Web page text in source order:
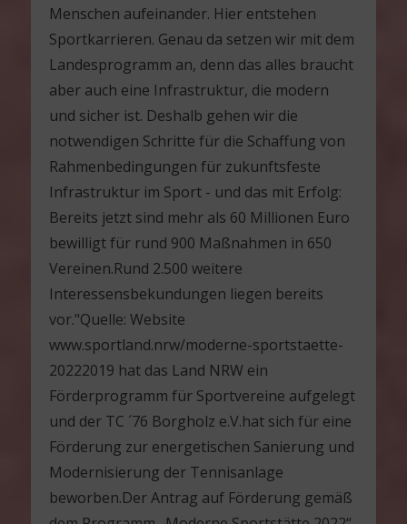
Menschen aufeinander. Hier entstehen
Sportkarrieren. Genau da setzen wir mit dem
Landesprogramm an, denn das alles braucht
aber auch eine Infrastruktur, die modern
und sicher ist. Deshalb gehen wir die
notwendigen Schritte für die Schaffung von
Rahmenbedingungen für zukunftsfeste
Infrastruktur im Sport - und das mit Erfolg:
Bereits jetzt sind mehr als 60 Millionen Euro
bewilligt für rund 900 Maßnahmen in 650
Vereinen.Rund 2.500 weitere
Interessensbekundungen liegen bereits
vor."Quelle: Website
www.sportland.nrw/moderne-sportstaette-
20222019 hat das Land NRW ein
Förderprogramm für Sportvereine aufgelegt
und der TC ´76 Borgholz e.V.hat sich für eine
Förderung zur energetischen Sanierung und
Modernisierung der Tennisanlage
beworben.Der Antrag auf Förderung gemäß